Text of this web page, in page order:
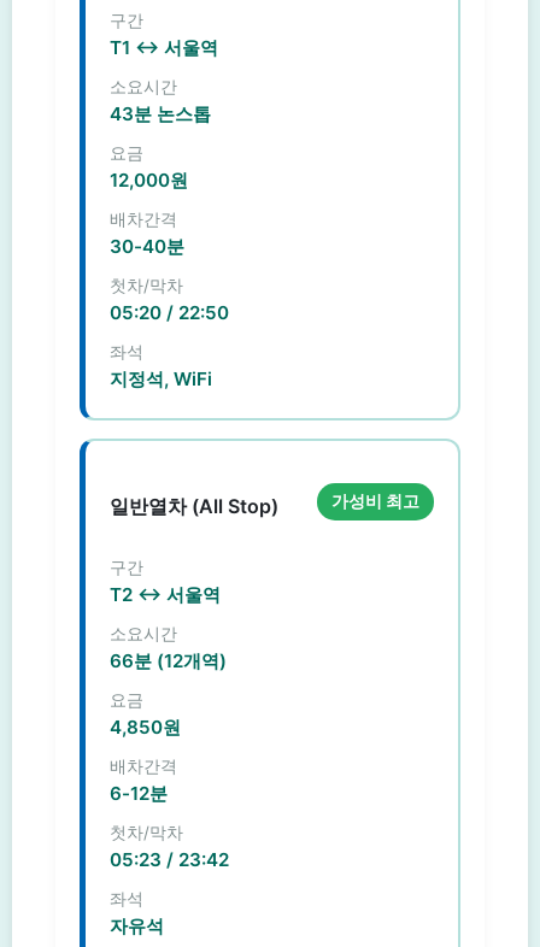
구간
T1 ↔ 서울역
소요시간
43분 논스톱
요금
12,000원
배차간격
30-40분
첫차/막차
05:20 / 22:50
좌석
지정석, WiFi
일반열차 (All Stop) 가성비 최고
구간
T2 ↔ 서울역
소요시간
66분 (12개역)
요금
4,850원
배차간격
6-12분
첫차/막차
05:23 / 23:42
좌석
자유석